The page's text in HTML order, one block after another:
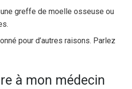
greffe de moelle osseuse ou
pour d’autres raisons. Parlez
à mon médecin